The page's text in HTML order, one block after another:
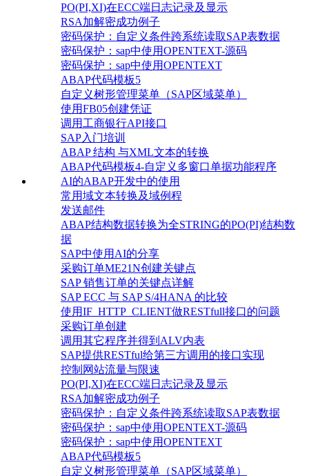
PO(PI,XI)在ECC端日志记录及显示
RSA加解密成功例子
密码保护：自定义条件跨系统读取SAP表数据
密码保护：sap中使用OPENTEXT-源码
密码保护：sap中使用OPENTEXT
ABAP代码模板5
自定义树形管理菜单（SAP区域菜单）
使用FB05创建凭证
调用工商银行API接口
SAP入门培训
ABAP 结构 与XML文本的转换
ABAP代码模板4-自定义多窗口单据功能程序
AI的ABAP开发中的使用
常用域文本转换及域例程
发送邮件
ABAP结构数据转换为全STRING的PO(PI)结构数
据
SAP中使用AI的分享
采购订单ME21N创建关键点
SAP 销售订单的关键点详解
SAP ECC 与 SAP S/4HANA 的比较
使用IF_HTTP_CLIENT做RESTfull接口的问题
采购订单创建
调用其它程序并得到ALV内表
SAP提供RESTful给第三方调用的接口实现
控制网站流量与限速
PO(PI,XI)在ECC端日志记录及显示
RSA加解密成功例子
密码保护：自定义条件跨系统读取SAP表数据
密码保护：sap中使用OPENTEXT-源码
密码保护：sap中使用OPENTEXT
ABAP代码模板5
自定义树形管理菜单（SAP区域菜单）